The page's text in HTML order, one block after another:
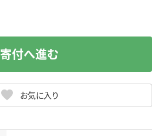
お気に入り
寄付へ進む